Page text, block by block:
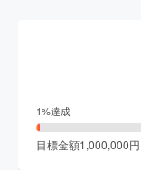
1%達成
目標金額1,000,000円